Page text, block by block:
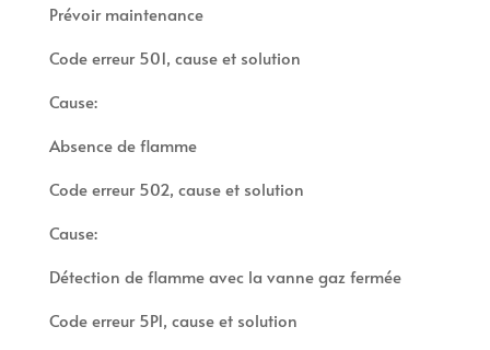
Prévoir maintenance
Code erreur 501, cause et solution
Cause:
Absence de flamme
Code erreur 502, cause et solution
Cause:
Détection de flamme avec la vanne gaz fermée
Code erreur 5P1, cause et solution